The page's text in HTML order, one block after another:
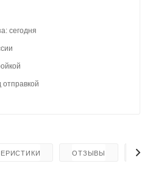
сегодня
ОТЗЫВЫ